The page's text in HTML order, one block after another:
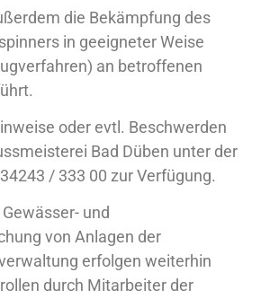
die Bekämpfung des
in geeigneter Weise
an betroffenen
oder evtl. Beschwerden
Bad Düben unter der
/ 333 00 zur Verfügung.
und
von Anlagen der
erfolgen weiterhin
durch Mitarbeiter der